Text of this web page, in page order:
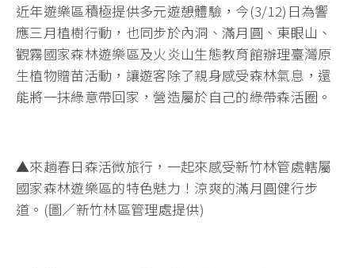
近年遊樂區積極提供多元遊憩體驗，今(3/12)日為響
應三月植樹行動，也同步於內洞、滿月圓、東眼山、
觀霧國家森林遊樂區及火炎山生態教育館辦理臺灣原
生植物贈苗活動，讓遊客除了親身感受森林氣息，還
能將一抹綠意帶回家，營造屬於自己的綠帶森活圈。
▲來趟春日森活微旅行，一起來感受新竹林管處轄屬
國家森林遊樂區的特色魅力！涼爽的滿月圓健行步
道。(圖／新竹林區管理處提供)